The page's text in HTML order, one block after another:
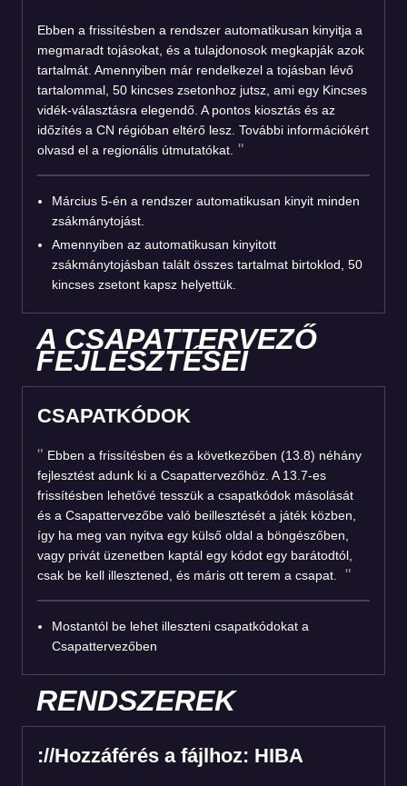
Ebben a frissítésben a rendszer automatikusan kinyitja a
megmaradt tojásokat, és a tulajdonosok megkapják azok
tartalmát. Amennyiben már rendelkezel a tojásban lévő
tartalommal, 50 kincses zsetonhoz jutsz, ami egy Kincses
vidék-választásra elegendő. A pontos kiosztás és az
időzítés a CN régióban eltérő lesz. További információkért
olvasd el a regionális útmutatókat.
Március 5-én a rendszer automatikusan kinyit minden
zsákmánytojást.
Amennyiben az automatikusan kinyitott
zsákmánytojásban talált összes tartalmat birtoklod, 50
kincses zsetont kapsz helyettük.
A CSAPATTERVEZŐ
FEJLESZTÉSEI
CSAPATKÓDOK
Ebben a frissítésben és a következőben (13.8) néhány
fejlesztést adunk ki a Csapattervezőhöz. A 13.7-es
frissítésben lehetővé tesszük a csapatkódok másolását
és a Csapattervezőbe való beillesztését a játék közben,
így ha meg van nyitva egy külső oldal a böngészőben,
vagy privát üzenetben kaptál egy kódot egy barátodtól,
csak be kell illesztened, és máris ott terem a csapat.
Mostantól be lehet illeszteni csapatkódokat a
Csapattervezőben
RENDSZEREK
://Hozzáférés a fájlhoz: HIBA